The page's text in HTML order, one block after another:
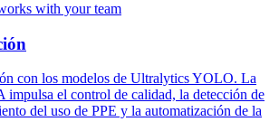
con los modelos de Ultralytics YOLO. La
el control de calidad, la detección de
del uso de PPE y la automatización de la